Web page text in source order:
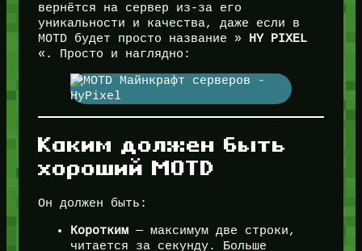
вернётся на сервер из-за его
уникальности и качества, даже если в
MOTD будет просто название » HY PIXEL
«. Просто и наглядно:
Каким должен быть
хороший MOTD
Он должен быть:
Коротким— максимум две строки,
читается за секунду. Больше